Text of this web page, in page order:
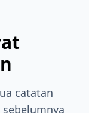
catatan